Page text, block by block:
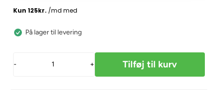
På lager til levering
- +